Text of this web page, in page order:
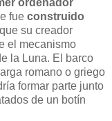
fue construido
su creador
el mecanismo
la Luna. El barco
romano o griego
formar parte junto
de un botín